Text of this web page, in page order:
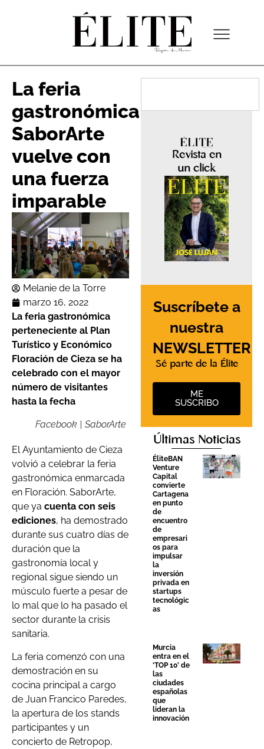
La feria
gastronómica
SaborArte
vuelve con
una fuerza
imparable
Melanie de la Torre
marzo 16, 2022
La feria gastronómica
perteneciente al Plan
Turístico y Económico
Floración de Cieza se ha
celebrado con el mayor
número de visitantes
hasta la fecha
Facebook | SaborArte
El Ayuntamiento de Cieza
volvió a celebrar la feria
gastronómica enmarcada
en Floración. SaborArte,
que ya cuenta con seis
ediciones, ha demostrado
durante sus cuatro días de
duración que la
gastronomía local y
regional sigue siendo un
músculo fuerte a pesar de
lo mal que lo ha pasado el
sector durante la crisis
sanitaria.
La feria comenzó con una
demostración en su
cocina principal a cargo
de Juan Francico Paredes,
la apertura de los stands
participantes y un
concierto de Retropop,
Revista en
un click
Suscríbete a
nuestra
NEWSLETTER
Sé parte de la Élite
ME
SUSCRIBO
Últimas Noticias
ÉliteBAN
Venture
Capital
convierte
Cartagena
en punto
de
encuentro
de
empresari
os para
impulsar
la
inversión
privada en
startups
tecnológic
as
Murcia
entra en el
‘TOP 10’ de
las
ciudades
españolas
que
lideran la
innovación